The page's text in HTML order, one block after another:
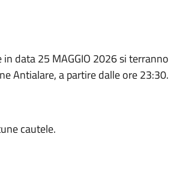
data 25 MAGGIO 2026 si
Antialare, a partire dalle ore 23:30.
cautele.